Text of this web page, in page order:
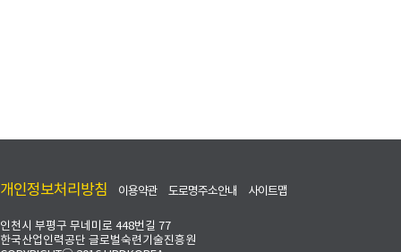
개인정보처리방침 이용약관 도로명주소안내 사이트맵
인천시 부평구 무네미로 448번길 77
한국산업인력공단 글로벌숙련기술진흥원